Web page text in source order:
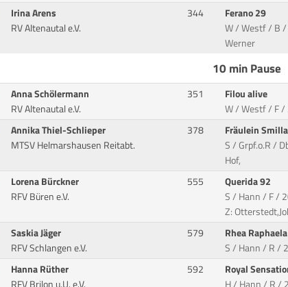
Irina Arens
RV Altenautal e.V.
344
Ferano 29
W / Westf / B /
Werner
10 min Pause
Anna Schölermann
RV Altenautal e.V.
351
Filou alive
W / Westf / F /
Annika Thiel-Schlieper
MTSV Helmarshausen Reitabt.
378
Fräulein
S / Grpf.o.R /
Hof,
Lorena Bürckner
RFV Büren e.V.
555
Querida 92
S / Hann / F /
Z:
Saskia Jäger
RFV Schlangen e.V.
579
Rhea Raphaela
S / Hann / R /
Hanna Rüther
592
Royal